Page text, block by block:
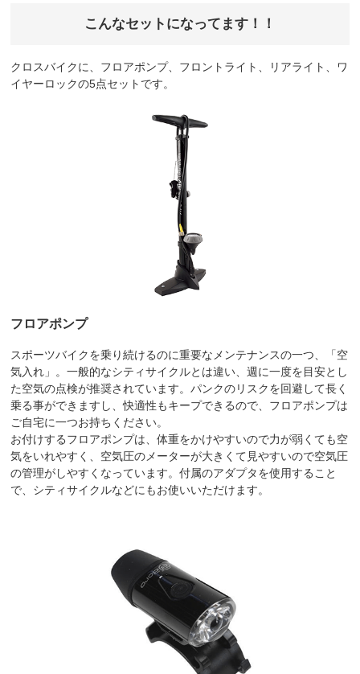
こんなセットになってます！！
クロスバイクに、フロアポンプ、フロントライト、リアライト、ワ
イヤーロックの5点セットです。
フロアポンプ
スポーツバイクを乗り続けるのに重要なメンテナンスの一つ、「空
気入れ」。一般的なシティサイクルとは違い、週に一度を目安とし
た空気の点検が推奨されています。パンクのリスクを回避して長く
乗る事ができますし、快適性もキープできるので、フロアポンプは
ご自宅に一つお持ちください。
お付けするフロアポンプは、体重をかけやすいので力が弱くても空
気をいれやすく、空気圧のメーターが大きくて見やすいので空気圧
の管理がしやすくなっています。付属のアダプタを使用すること
で、シティサイクルなどにもお使いいただけます。